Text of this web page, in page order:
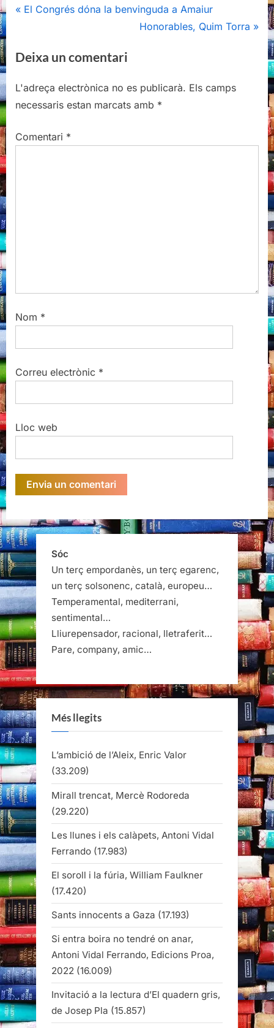
Navegació
P
v
o
u
P
El Congrés dóna la benvinguda a Amaiur
N
P
o
t
Honorables, Quim Torra
Deixa un comentari
L'adreça electrònica no es publicarà. Els camps
necessaris estan marcats amb *
Comentari *
Nom *
Correu electrònic *
Lloc web
Sóc
Un terç empordanès, un terç egarenc,
un terç solsonenc, català, europeu…
Temperamental, mediterrani,
sentimental…
Lliurepensador, racional, lletraferit…
Pare, company, amic…
Més llegits
L’ambició de l’Aleix, Enric Valor
(33.209)
Mirall trencat, Mercè Rodoreda
(29.220)
Les llunes i els calàpets, Antoni Vidal
Ferrando (17.983)
El soroll i la fúria, William Faulkner
(17.420)
Sants innocents a Gaza (17.193)
Si entra boira no tendré on anar,
Antoni Vidal Ferrando, Edicions Proa,
2022 (16.009)
Invitació a la lectura d’El quadern gris,
de Josep Pla (15.857)